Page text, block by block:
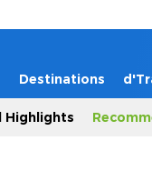
Destinations
Highlights